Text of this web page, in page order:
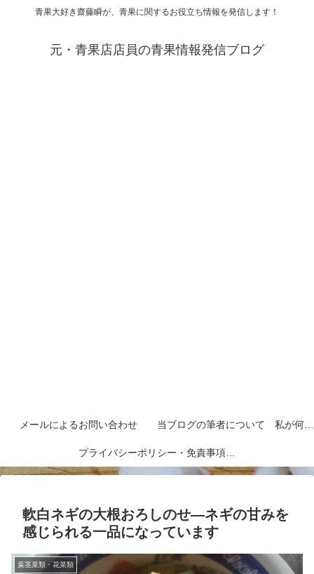
青果大好き齋藤瞬が、青果に関するお役立ち情報を発信します！
元・青果店店員の青果情報発信ブログ
メールによるお問い合わせ 当ブログの筆者について 私が何者なのかを紹介します
プライバシーポリシー・免責事項など
軟白ネギの大根おろしのせ―ネギの甘みを
感じられる一品になっています
葉茎菜類・花菜類